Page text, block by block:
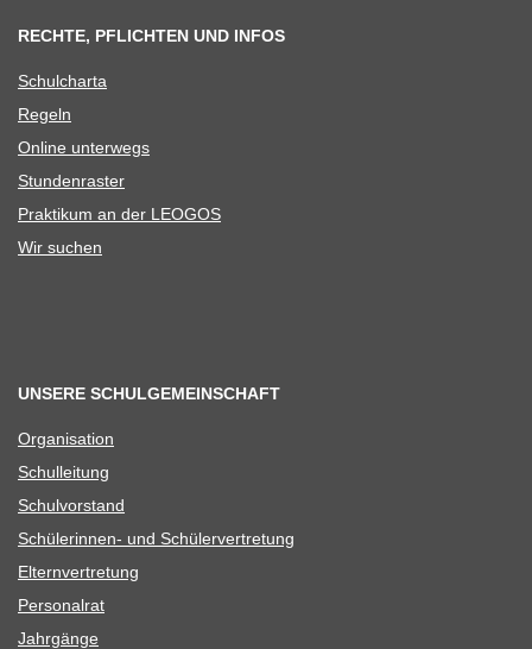
RECHTE, PFLICHTEN UND INFOS
Schul­charta
Regeln
Online unter­wegs
Stun­den­ras­ter
Prak­ti­kum an der LEOGOS
Wir suchen
UNSERE SCHULGEMEINSCHAFT
Orga­ni­sa­tion
Schul­lei­tung
Schul­vor­stand
Schü­le­rin­nen- und Schülervertretung
Eltern­ver­tre­tung
Per­so­nal­rat
Jahr­gänge